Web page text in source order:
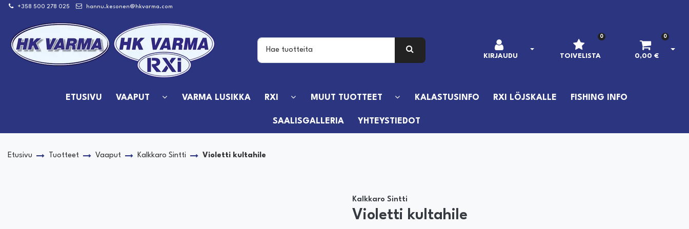
Siirry pääsisältöön
+358 500 278 025 hannu.kesonen@hkvarma.com
KIRJAUDU
AVAA KIRJAUTUMINEN
TOIVELISTA
0 0
0,00 €
ETUSIVU VAAPUT VARMA LUSIKKA RXI MUUT TUOTTEET KALASTUSINFO RXI LÖJSKALLE FISHING INFO
SAALISGALLERIA YHTEYSTIEDOT
Etusivu Tuotteet Vaaput Kalkkaro Sintti Violetti kultahile
Kalkkaro Sintti
Violetti kultahile